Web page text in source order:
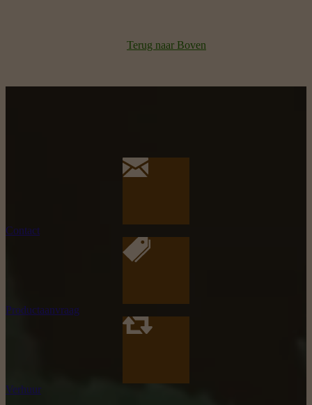
Terug naar Boven
Contact
Productaanvraag
Verhuur